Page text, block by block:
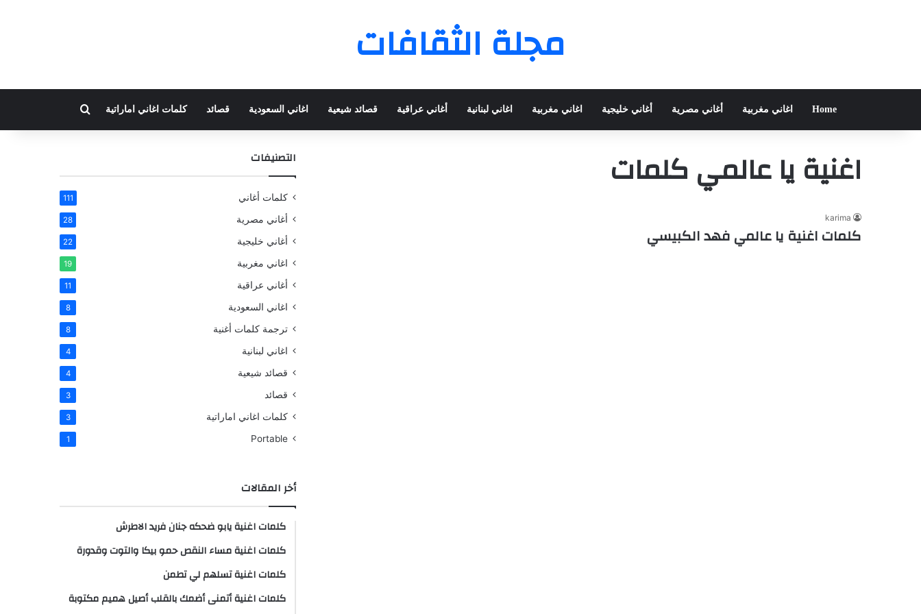
مجلة الثقافات
Home اغاني مغربية أغاني مصرية أغاني خليجية اغاني مغربية اغاني لبنانية أغاني عراقية قصائد شيعية اغاني السعودية قصائد كلمات اغاني اماراتية
اغنية يا عالمي كلمات
karima
كلمات اغنية يا عالمي فهد الكبيسي
التصنيفات
كلمات أغاني 111
أغاني مصرية 28
أغاني خليجية 22
اغاني مغربية 19
أغاني عراقية 11
اغاني السعودية 8
ترجمة كلمات أغنية 8
اغاني لبنانية 4
قصائد شيعية 4
قصائد 3
كلمات اغاني اماراتية 3
Portable
1
أخر المقالات
كلمات اغنية يابو ضحكه جنان فريد الاطرش
كلمات اغنية مساء النقص حمو بيكا والتوت وقدورة
كلمات اغنية تسلهم لي تطمن
كلمات اغنية أتمنى أضمك بالقلب أصيل هميم مكتوبة